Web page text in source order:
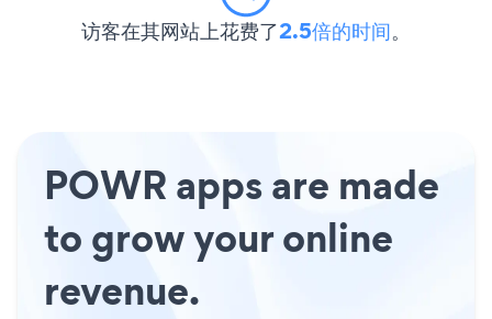
访客在其网站上花费了2.5倍的时间。
POWR apps are made
to grow your online
revenue.